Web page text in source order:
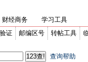
证 邮编区号 转帖工具
财经商务 学习工具
查询帮助